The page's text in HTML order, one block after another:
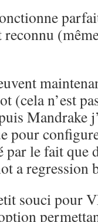
(cela n’est
Mandrake
pour
par le fait que
a regression
souci pour